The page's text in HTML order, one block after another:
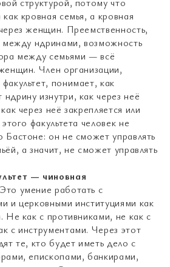
кровная семья, а кровная
женщин. Преемственность,
между ндринами, возможность
между семьями — всё
Член организации,
понимает, как
изнутри, как через неё
через неё закрепляется или
факультета человек не
он не сможет управлять
а значит, не сможет управлять
— чиновная
Это умение работать с
и церковными институциями как
Не как с противниками, не как с
с инструментами. Через этот
те, кто будет иметь дело с
епископами, банкирами,